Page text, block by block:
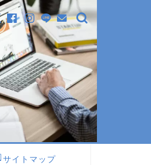
サイトマップ